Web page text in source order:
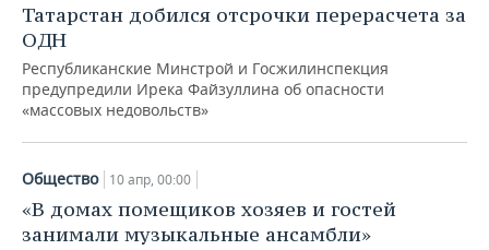
Татарстан добился отсрочки перерасчета за
ОДН
Республиканские Минстрой и Госжилинспекция
предупредили Ирека Файзуллина об опасности
«массовых недовольств»
Общество 10 апр, 00:00
«В домах помещиков хозяев и гостей
занимали музыкальные ансамбли»